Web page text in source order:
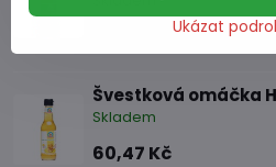
104,94 Kč
Švestková omáčka
Skladem
60,47 Kč
Ukázat